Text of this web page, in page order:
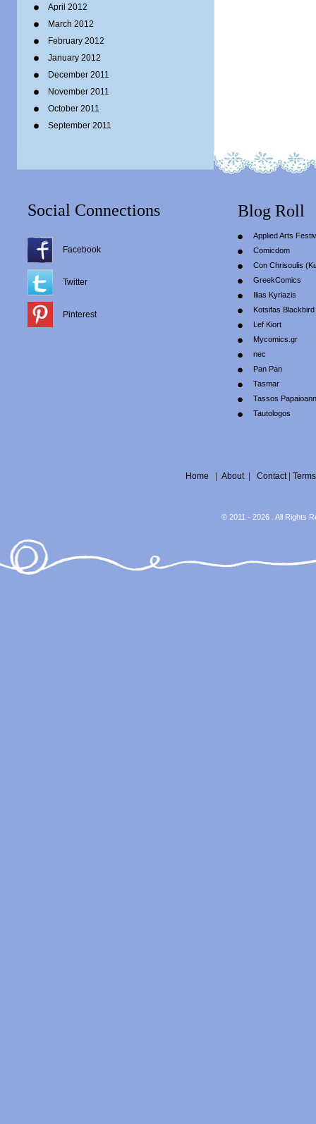
April 2012
March 2012
February 2012
January 2012
December 2011
November 2011
October 2011
September 2011
Social Connections
Facebook
Twitter
Pinterest
Blog Roll
Applied Arts
Comicdom
Con Chrisoulis
GreekComics
Ilias Kyriazis
Kotsifas Blackbird
Lef Kiort
Mycomics.gr
nec
Pan Pan
Tasmar
Tassos
Tautologos
Home About| Contact| Terms
© 2011 - 2026 . All Rights